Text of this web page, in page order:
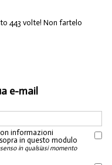
443 volte! Non fartelo
e-mail
informazioni
in questo modulo
in qualsiasi momento